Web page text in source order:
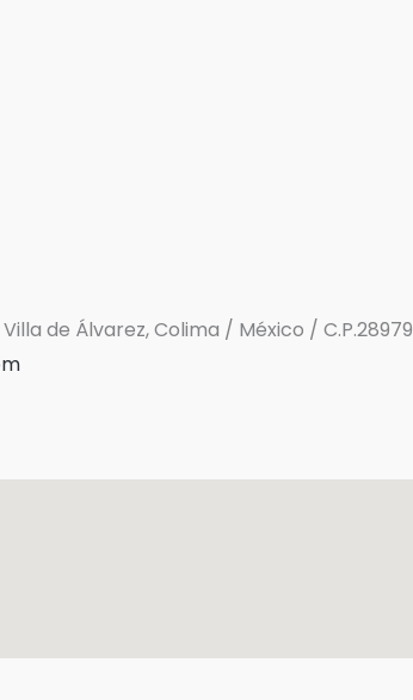
de Álvarez, Colima / México / C.P.28979